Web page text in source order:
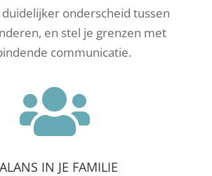
onderscheid tussen
en stel je grenzen met
communicatie.

IN JE FAMILIE